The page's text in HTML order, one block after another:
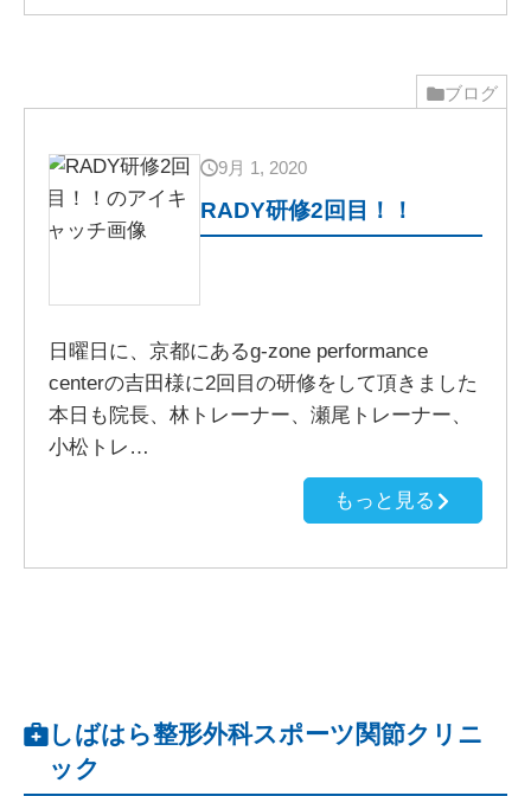
ブログ
9月 1, 2020
RADY研修2回目！！
日曜日に、京都にあるg-zone performance
centerの吉田様に2回目の研修をして頂きました
本日も院長、林トレーナー、瀬尾トレーナー、
小松トレ…
もっと見る
しばはら整形外科スポーツ関節クリニ
ック